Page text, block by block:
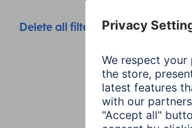
Delete all filters